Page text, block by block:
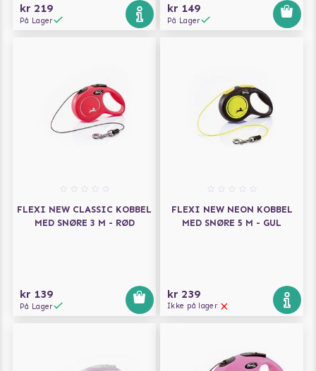
kr 219
På Lager
kr 149
På Lager
FLEXI NEW CLASSIC KOBBEL
MED SNØRE 3 M - RØD
kr 139
På Lager
FLEXI NEW NEON KOBBEL
MED SNØRE 5 M - GUL
kr 239
Ikke på lager